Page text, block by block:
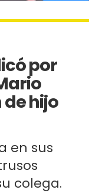
por
hijo
en sus
colega.